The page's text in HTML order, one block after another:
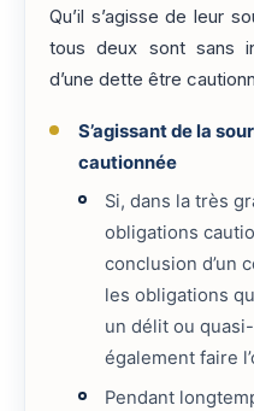
Qu’il s’agisse de leur
tous deux sont sans
d’une dette être
S’agissant de la
cautionnée
Si, dans la très
obligations
conclusion d’un
les obligations
un délit ou
également faire
Pendant